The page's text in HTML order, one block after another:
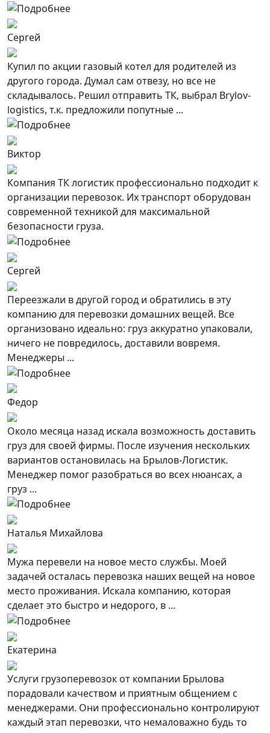
Сергей
Купил по акции газовый котел для родителей из
другого города. Думал сам отвезу, но все не
складывалось. Решил отправить ТК, выбрал Brylov-
logistics, т.к. предложили попутные ...
Виктор
Компания ТК логистик профессионально подходит к
организации перевозок. Их транспорт оборудован
современной техникой для максимальной
безопасности груза.
Сергей
Переезжали в другой город и обратились в эту
компанию для перевозки домашних вещей. Все
организовано идеально: груз аккуратно упаковали,
ничего не повредилось, доставили вовремя.
Менеджеры ...
Федор
Около месяца назад искала возможность доставить
груз для своей фирмы. После изучения нескольких
вариантов остановилась на Брылов-Логистик.
Менеджер помог разобраться во всех нюансах, а
груз ...
Наталья Михайлова
Мужа перевели на новое место службы. Моей
задачей осталась перевозка наших вещей на новое
место проживания. Искала компанию, которая
сделает это быстро и недорого, в ...
Екатерина
Услуги грузоперевозок от компании Брылова
порадовали качеством и приятным общением с
менеджерами. Они профессионально контролируют
каждый этап перевозки, что немаловажно будь то